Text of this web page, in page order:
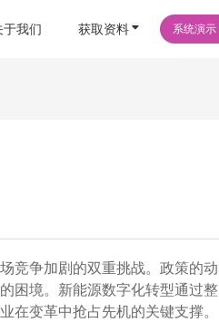
于我们 获取资料 系统演示
竞争加剧的双重挑战。政策的动
困境。新能源数字化转型通过整
在变革中抢占先机的关键支撑。